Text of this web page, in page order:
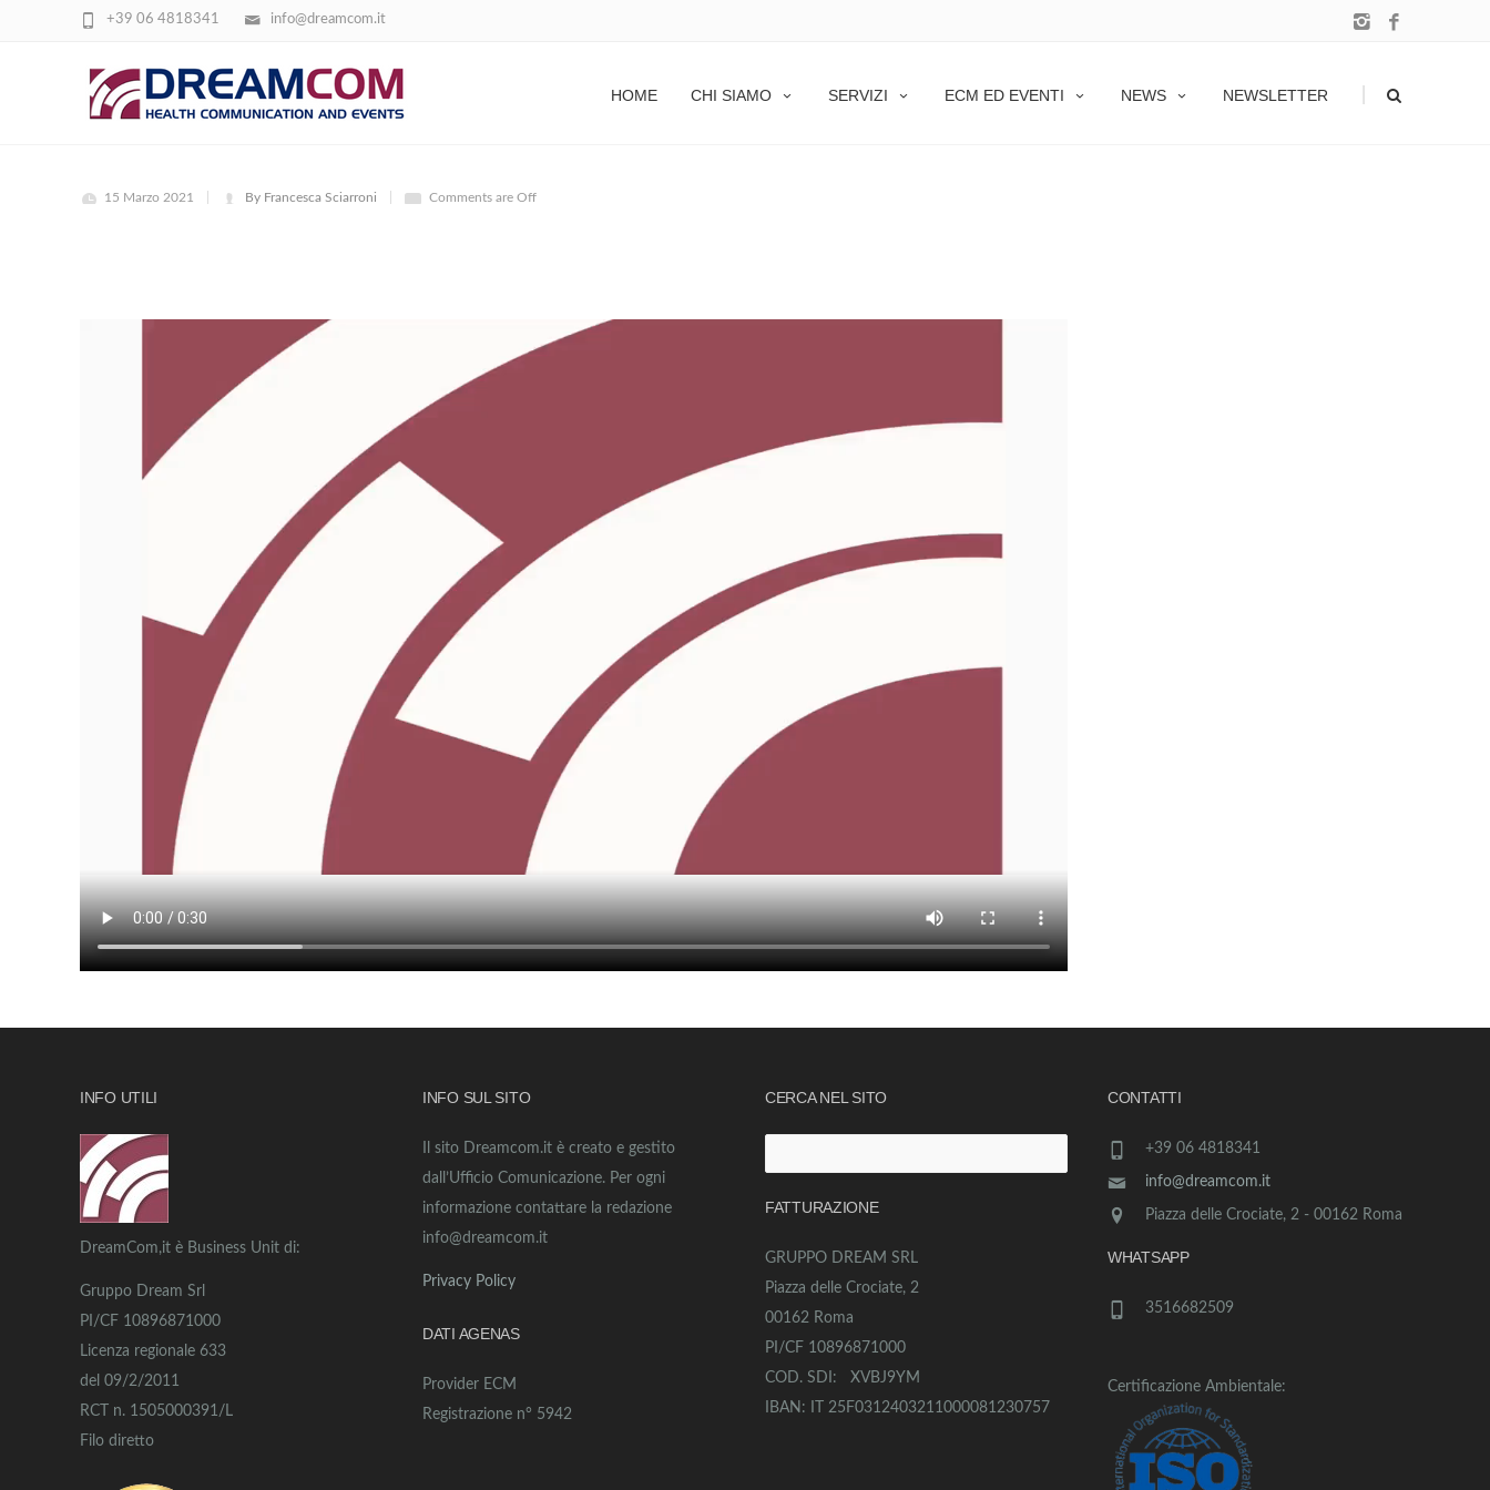
info@dreamcom.it
+39 06 4818341
HOME CHI SIAMO SERVIZI ECM ED EVENTI NEWS NEWSLETTER
INTRO VESCICA
15 Marzo 2021 By Francesca Sciarroni Comments are Off
INFO UTILI
DreamCom,it è Business Unit di:
Gruppo Dream Srl
PI/CF 10896871000
Licenza regionale 633
del 09/2/2011
RCT n. 1505000391/L
Filo diretto
INFO SUL SITO
Il sito Dreamcom.it è creato e gestito
dall’Ufficio Comunicazione. Per ogni
informazione contattare la redazione
info@dreamcom.it
Privacy Policy
DATI AGENAS
Provider ECM
Registrazione n° 5942
CERCA NEL SITO
per:
FATTURAZIONE
GRUPPO DREAM SRL
Piazza delle Crociate, 2
00162 Roma
PI/CF 10896871000
COD. SDI: XVBJ9YM
IBAN: IT 25F0312403211000081230757
CONTATTI
+39 06 4818341
info@dreamcom.it
Piazza delle Crociate, 2 - 00162 Roma
WHATSAPP
3516682509
Certificazione Ambientale: